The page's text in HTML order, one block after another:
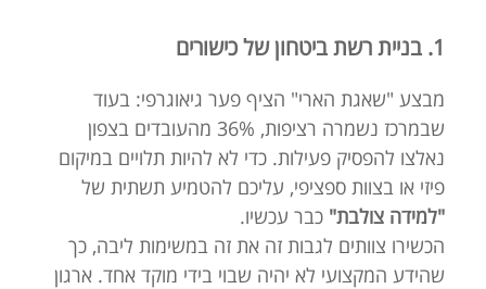
1. בניית רשת ביטחון של כישורים
מבצע "שאגת הארי" הציף פער גיאוגרפי: בעוד
שבמרכז נשמרה רציפות, 36% מהעובדים בצפון
נאלצו להפסיק פעילות. כדי לא להיות תלויים במיקום
פיזי או בצוות ספציפי, עליכם להטמיע תשתית של
"למידה צולבת" כבר עכשיו.
הכשירו צוותים לגבות זה את זה במשימות ליבה, כך
שהידע המקצועי לא יהיה שבוי בידי מוקד אחד. ארגון